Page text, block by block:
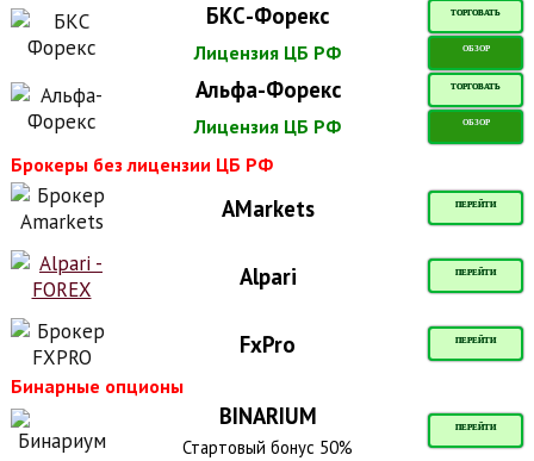
БКС-Форекс ТОРГОВАТЬ
Лицензия ЦБ РФ ОБЗОР
Альфа-Форекс ТОРГОВАТЬ
Лицензия ЦБ РФ ОБЗОР
Брокеры без лицензии ЦБ РФ
AMarkets ПЕРЕЙТИ
Alpari ПЕРЕЙТИ
FxPro ПЕРЕЙТИ
Бинарные опционы
BINARIUM ПЕРЕЙТИ
Стартовый бонус 50%